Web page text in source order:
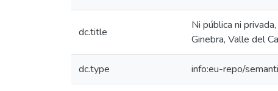
dc.title
Ni pública ni
Ginebra, Valle del
dc.type info:eu-repo/